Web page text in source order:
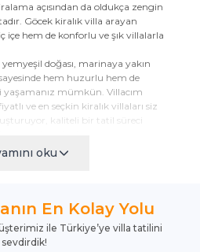
açısından da oldukça zengin
Göcek kiralık villa arayan
içe hem de konforlu ve şık villalarla
doğası, marinaya yakın
hem huzurlu hem de
yaşamanız mümkün. Villacım
ve en seçkin kiralık villaları siz
kaliteli bir tatil süreci
Özenle Seçilmiş Kiralık Villalar
atmosferi ile villa tatili için ideal
Göcek kiralık villa seçenekleri; özel
geniş bahçeli ve modern
oku
En Kolay Yolu
ile Türkiye’ye villa tatilini
sevdirdik!